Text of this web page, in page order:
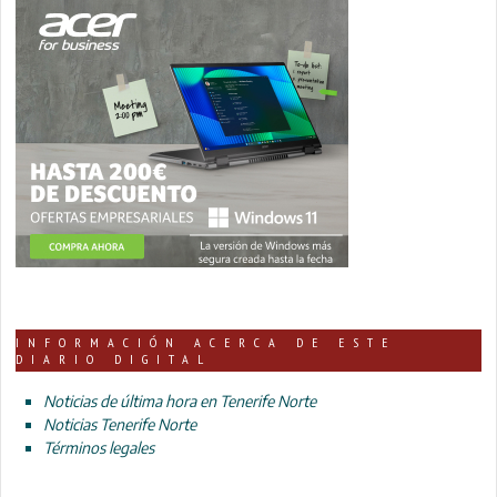
INFORMACIÓN ACERCA DE ESTE
DIARIO DIGITAL
Noticias de última hora en Tenerife Norte
Noticias Tenerife Norte
Términos legales